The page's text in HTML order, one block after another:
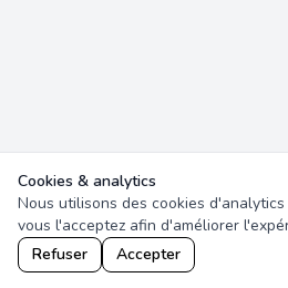
Cookies & analytics
Nous utilisons des cookies
vous l'acceptez afin d'améliorer
Refuser
Accepter